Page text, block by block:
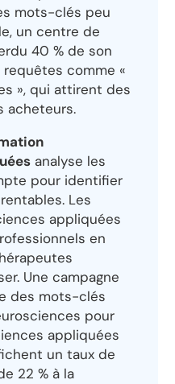
mots-clés peu
un centre de
40 % de son
comme «
», qui attirent des
acheteurs.
analyse les
pour identifier
Les
appliquées
en
Une campagne
des mots-clés
pour
appliquées
un taux de
22 % à la